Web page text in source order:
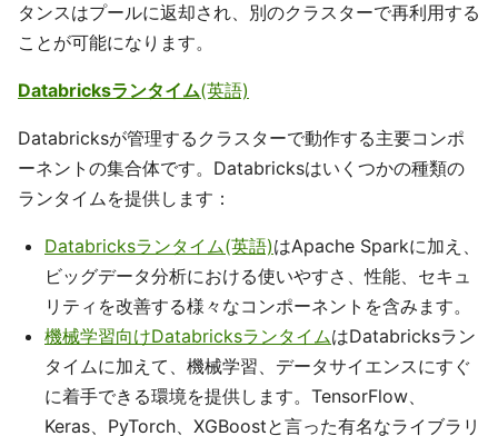
タンスはプールに返却され、別のクラスターで再利用する
ことが可能になります。
Databricksランタイム(英語)
Databricksが管理するクラスターで動作する主要コンポ
ーネントの集合体です。Databricksはいくつかの種類の
ランタイムを提供します：
Databricksランタイム(英語)はApache Sparkに加え、
ビッグデータ分析における使いやすさ、性能、セキュ
リティを改善する様々なコンポーネントを含みます。
機械学習向けDatabricksランタイムはDatabricksラン
タイムに加えて、機械学習、データサイエンスにすぐ
に着手できる環境を提供します。TensorFlow、
Keras、PyTorch、XGBoostと言った有名なライブラリ